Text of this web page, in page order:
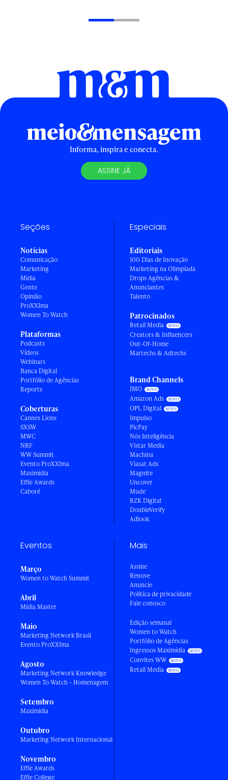
Informa, inspira e conecta.
ASSINE JÁ
Seções
Notícias
Comunicação
Marketing
Mídia
Gente
Opinião
ProXXIma
Women To Watch
Plataformas
Podcasts
Vídeos
Webinars
Banca Digital
Portfólio de Agências
Reports
Coberturas
Cannes Lions
SXSW
MWC
NRF
WW Summit
Evento ProXXIma
Maximídia
Effie Awards
Caboré
Especiais
Editoriais
100 Dias de Inovação
Marketing na Olimpíada
Drops Agências &
Anunciantes
Talento
Patrocinados
Retail Media
Creators & Influencers
Out-Of-Home
Martechs & Adtechs
Brand Channels
IMO
Amazon Ads
OPL Digital
Impulso
PicPay
Nós Inteligência
Vistar Media
Machina
Viasat Ads
Magnite
Uncover
Mude
RZK Digital
DoubleVerify
Adlook
Eventos
Março
Women to Watch Summit
Abril
Mídia Master
Maio
Marketing Network Brasil
Evento ProXXIma
Agosto
Marketing Network Knowledge
Women To Watch - Homenagem
Setembro
Maximídia
Outubro
Marketing Network Internacional
Novembro
Effie Awards
Effie College
Mais
Assine
Renove
Anuncie
Política de privacidade
Fale conosco
Edição semanal
Women to Watch
Portfólio de Agências
Ingressos Maximídia
Convites WW
Retail Media